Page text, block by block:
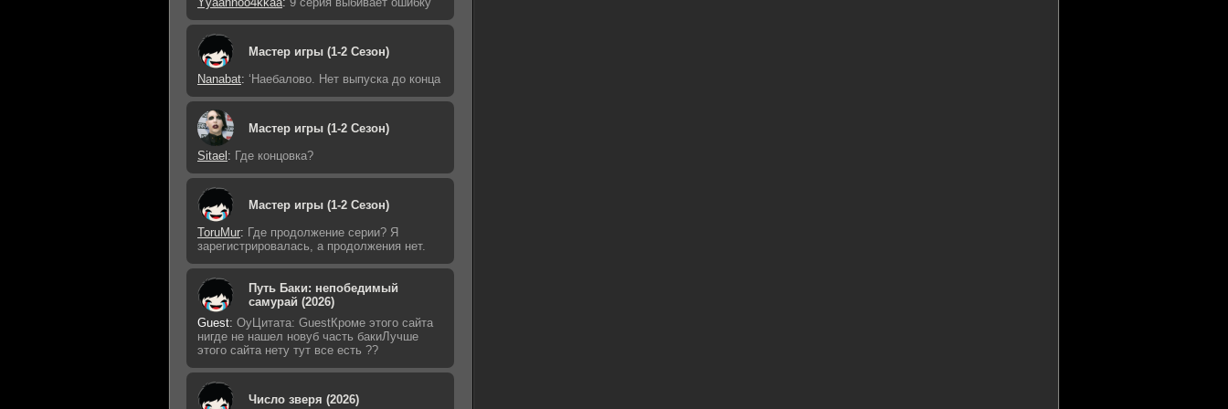
Мастер игры (1-2 Сезон)
Nanabat: ‘Наебалово. Нет выпуска до конца
Мастер игры (1-2 Сезон)
Sitael : Где концовка?
Мастер игры (1-2 Сезон)
ToruMur: Где продолжение серии? Я
зарегистрировалась, а продолжения нет.
Путь Баки: непобедимый
самурай (2026)
Guest: ОуЦитата: GuestКроме этого сайта
нигде не нашел новуб часть бакиЛучше
этого сайта нету тут все есть ??
Число зверя (2026)